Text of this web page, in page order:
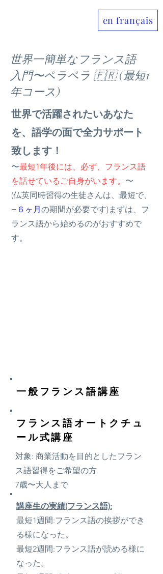
en français
世界一簡単なフランス語
入門〜ペラペラ 🇫🇷 (最短1
年コース)
世界で活躍されたいあなた
を、語学の面で全力サポート
致します！
〜最短1年後には、必ず、フランス語
を話せているご自身がいます。 〜
(仏英同時習得の生徒さんは、最短で、
+６ヶ月の期間が必要です)まずは、フ
ランス語から始めるのがおすすめで
す。
一般フランス語講座
フランス語オートクチュ
ール式講座
対象: 商業活動を目的としたフラン
ス語習得をご希望の方
7歳〜大人まで​
講座生の実績(フランス語):
最短1週間:フランス語の挨拶ができ
る様になった。
最短2週間:フランス語が読める様に
なった。